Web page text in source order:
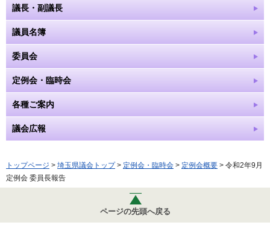
議長・副議長
議員名簿
委員会
定例会・臨時会
各種ご案内
議会広報
トップページ > 埼玉県議会トップ> 定例会・臨時会 > 定例会概要 > 令和2年9月
定例会 委員長報告
ページの先頭へ戻る